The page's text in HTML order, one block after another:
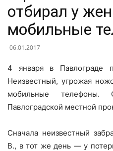
отбирал у
мобильные
06.01.2017
4 января в Павлограде
Неизвестный, угрожая
мобильные
Павлоградской местной
Сначала неизвестный
В., в тот же день — у